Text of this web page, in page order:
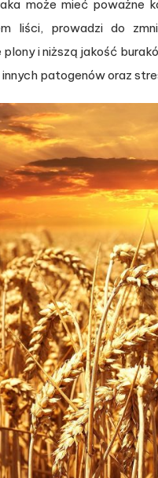
może mieć poważne
liści, prowadzi do
plony i niższą jakość
patogenów oraz